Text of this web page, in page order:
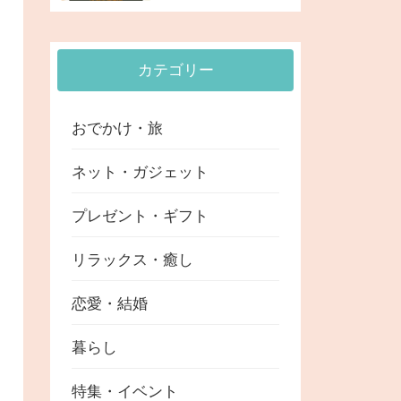
カテゴリー
おでかけ・旅
ネット・ガジェット
プレゼント・ギフト
リラックス・癒し
恋愛・結婚
暮らし
特集・イベント